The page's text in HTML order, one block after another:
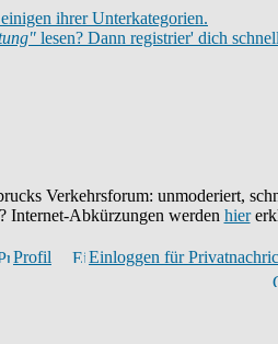
ihrer Unterkategorien.
lesen? Dann registrier' dich
Verkehrsforum: unmoderiert,
Internet-Abkürzungen werden hier
Profil Einloggen für